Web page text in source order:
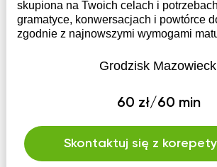
skupiona na Twoich celach i
gramatyce, konwersacjach i powtórce
zgodnie z najnowszymi wymogami
Grodzisk
60 zł/60 min
Skontaktuj się z